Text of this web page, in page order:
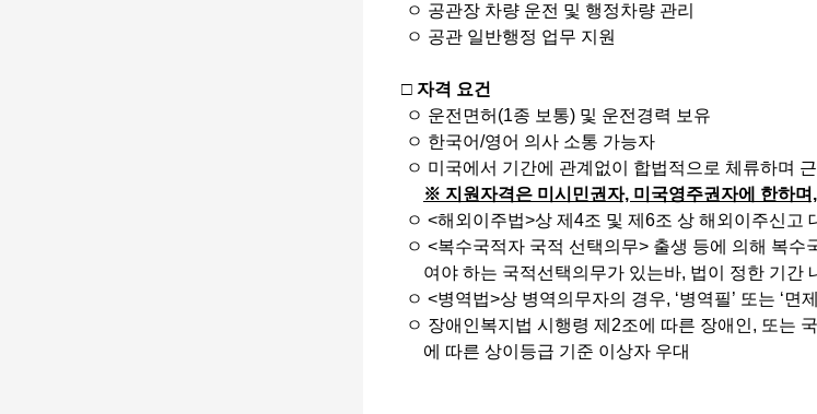
ㅇ 공관장 차량 운전 및 행정차량 관리
ㅇ 공관 일반행정 업무 지원
□ 자격 요건
ㅇ 운전면허(1종 보통) 및 운전경력 보유
ㅇ 한국어/영어 의사 소통 가능자
ㅇ 미국에서 기간에 관계없이 합법적으로 체류하며
※ 지원자격은 미시민권자, 미국영주권자에 한하
ㅇ <해외이주법>상 제4조 및 제6조 상 해외이주신고
ㅇ <복수국적자 국적 선택의무> 출생 등에 의해 복
여야 하는 국적선택의무가 있는바, 법이 정한 기간
ㅇ <병역법>상 병역의무자의 경우, ‘병역필’ 또는 ‘면
ㅇ 장애인복지법 시행령 제2조에 따른 장애인, 또는
에 따른 상이등급 기준 이상자 우대